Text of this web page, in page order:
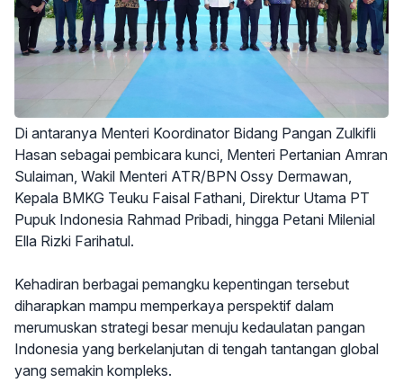
Di antaranya Menteri Koordinator Bidang Pangan Zulkifli
Hasan sebagai pembicara kunci, Menteri Pertanian Amran
Sulaiman, Wakil Menteri ATR/BPN Ossy Dermawan,
Kepala BMKG Teuku Faisal Fathani, Direktur Utama PT
Pupuk Indonesia Rahmad Pribadi, hingga Petani Milenial
Ella Rizki Farihatul.
Kehadiran berbagai pemangku kepentingan tersebut
diharapkan mampu memperkaya perspektif dalam
merumuskan strategi besar menuju kedaulatan pangan
Indonesia yang berkelanjutan di tengah tantangan global
yang semakin kompleks.